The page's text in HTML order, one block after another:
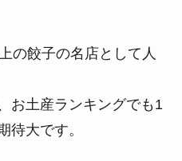
の餃子の名店として人
お土産ランキングでも1
待大です。